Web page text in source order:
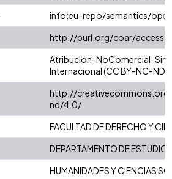
info:eu-repo/semantics/
http://purl.org/coar/
Atribución-NoComercial-
Internacional (CC BY-NC-ND
http://
nd/4.0/
FACULTAD DE DERECHO Y
DEPARTAMENTO DE
HUMANIDADES Y CIENCIAS